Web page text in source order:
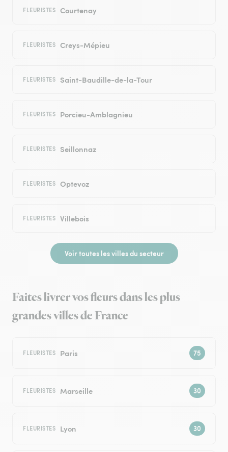
FLEURISTES Courtenay
FLEURISTES Creys-Mépieu
FLEURISTES Saint-Baudille-de-la-Tour
FLEURISTES Porcieu-Amblagnieu
FLEURISTES Seillonnaz
FLEURISTES Optevoz
FLEURISTES Villebois
Voir toutes les villes du secteur
Faites livrer vos fleurs dans les plus
grandes villes de France
FLEURISTES Paris
FLEURISTES Marseille
FLEURISTES Lyon